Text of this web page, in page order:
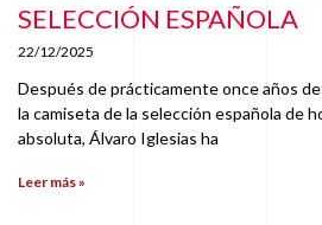
SELECCIÓN ESPAÑOLA
22/12/2025
Después de prácticamente once años
la camiseta de la selección española de
absoluta, Álvaro Iglesias ha
Leer más »